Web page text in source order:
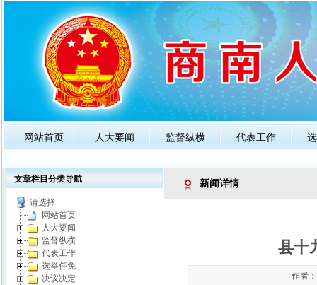
网站首页 人大要闻 监督纵横 代表工作
新闻详情
县十
作者
文章栏目分类导航
请选择
网站首页
人大要闻
监督纵横
代表工作
选举任免
决议决定